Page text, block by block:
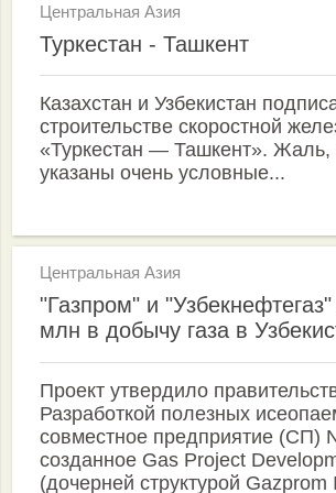
Центральная Азия
Туркестан - Ташкент
Казахстан и Узбекистан
строительстве скоростной
«Туркестан — Ташкент». Жаль,
указаны очень условные...
Центральная Азия
"Газпром" и
млн в добычу газа в
Проект утвердило
Разработкой полезных
совместное предприятие (СП)
созданное Gas Project
(дочерней структурой